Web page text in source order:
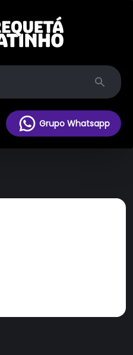
Search
Grupo Whatsapp